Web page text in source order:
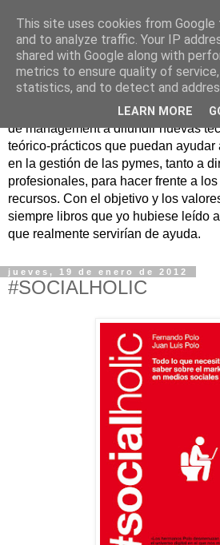
Nuevo Viernes -
Libro
Nace con la misión de ayudar
de management a difundir nuevas
teórico-prácticos que puedan ayudar
en la gestión de las pymes, tanto a
profesionales, para hacer frente a
recursos. Con el objetivo y los
siempre libros que yo hubiese leído
que realmente servirían de ayuda.
jueves, 19 de enero de 2012
#SOCIALHOLIC
This site uses cookies from
and to analyze traffic. Your IP
shared with Google along with
metrics to ensure quality of
statistics, and to detect and
LEARN MORE